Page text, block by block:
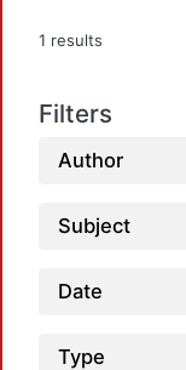
1 results
Filters
Author
Subject
Date
Type